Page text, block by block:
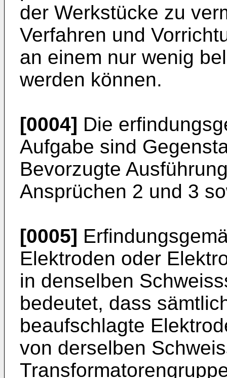
der Werkstücke zu
Verfahren und
an einem nur wenig
werden können.
[0004] Die
Aufgabe sind
Bevorzugte
Ansprüchen 2 und 3
[0005]
Elektroden oder
in denselben
bedeutet, dass
beaufschlagte
von derselben